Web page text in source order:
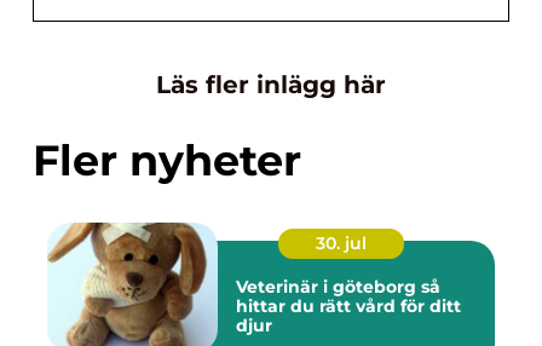
Läs fler inlägg här
Fler nyheter
30. jul
Veterinär i göteborg så
hittar du rätt vård för ditt
djur